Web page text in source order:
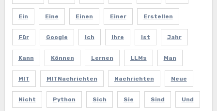
Ein Eine Einen Einer Erstellen
Für Google Ich Ihre Ist Jahr
Kann Können Lernen LLMs Man
MIT MITNachrichten Nachrichten Neue
Nicht Python Sich Sie Sind Und